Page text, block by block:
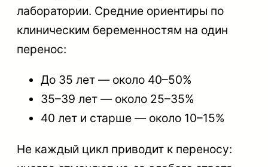
лаборатории. Средние ориентиры по
клиническим беременностям на один
перенос:
До 35 лет — около 40–50%
35–39 лет — около 25–35%
40 лет и старше — около 10–15%
Не каждый цикл приводит к переносу: